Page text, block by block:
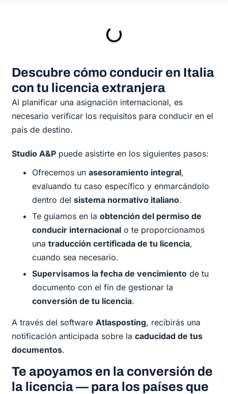
Descubre cómo conducir en Italia
con tu licencia extranjera
Al planificar una asignación internacional, es
necesario verificar los requisitos para conducir en el
país de destino.
Studio A&P puede asistirte en los siguientes pasos:
Ofrecemos unasesoramiento integral,
evaluando tu caso específico y enmarcándolo
dentro delsistema normativo italiano.
Te guiamos en laobtención del permiso de
conducir internacional o te proporcionamos
unatraducción certificada de tu licencia,
cuando sea necesario.
Supervisamos la fecha de vencimiento de tu
documento con el fin de gestionar la
conversión de tu licencia.
A través del softwareAtlasposting, recibirás una
notificación anticipada sobre lacaducidad de tus
documentos.
Te apoyamos en la conversión de
la licencia — para los países que